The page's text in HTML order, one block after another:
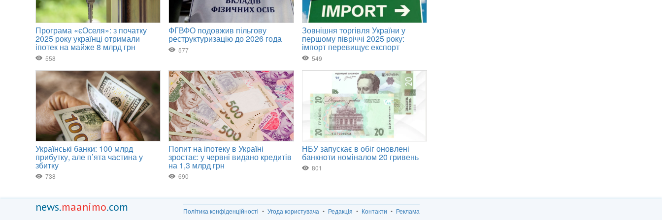
news.maanimo.com Політика конфіденційності Угода користувача Редакція Контакти Реклама